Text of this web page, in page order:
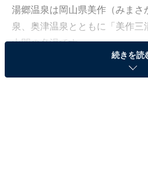
湯郷温泉は岡山県美作（みまさ
泉、奥津温泉とともに「美作三
山間の名湯です。
泉質は肌にやさしく、保湿力が
続きを読